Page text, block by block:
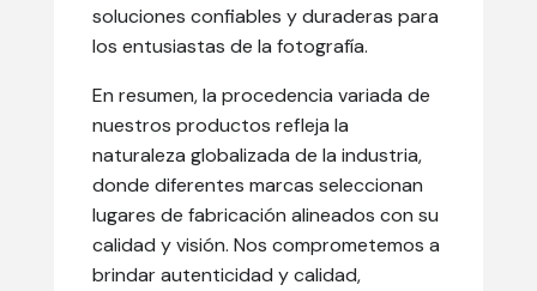
soluciones confiables y duraderas para
los entusiastas de la fotografía.
En resumen, la procedencia variada de
nuestros productos refleja la
naturaleza globalizada de la industria,
donde diferentes marcas seleccionan
lugares de fabricación alineados con su
calidad y visión. Nos comprometemos a
brindar autenticidad y calidad,